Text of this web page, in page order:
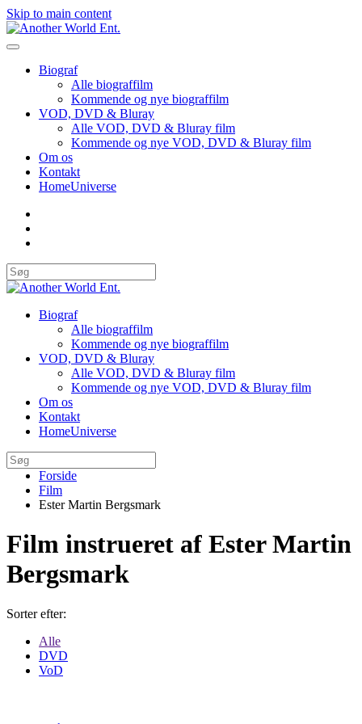
Skip to main content
Biograf
Alle biograffilm
Kommende og nye biograffilm
VOD, DVD & Bluray
Alle VOD, DVD & Bluray film
Kommende og nye VOD, DVD & Bluray film
Om os
Kontakt
HomeUniverse
Biograf
Alle biograffilm
Kommende og nye biograffilm
VOD, DVD & Bluray
Alle VOD, DVD & Bluray film
Kommende og nye VOD, DVD & Bluray film
Om os
Kontakt
HomeUniverse
Forside
Film
Ester Martin Bergsmark
Film instrueret af Ester Martin
Bergsmark
Sorter efter:
Alle
DVD
VoD